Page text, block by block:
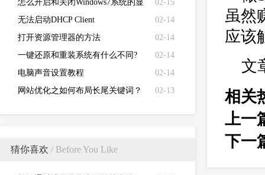
02-15
怎么开启和关闭Windows7系统的显
卡硬件加速功能
02-14
无法启动DHCP Client
02-14
打开资源管理器的方法
02-14
一键还原和重装系统有什么不同?
02-14
电脑声音设置教程
02-13
网站优化之如何布局长尾关键词？
猜你喜欢 / Before You Like
虽然
应该
文
相关
上一
下一